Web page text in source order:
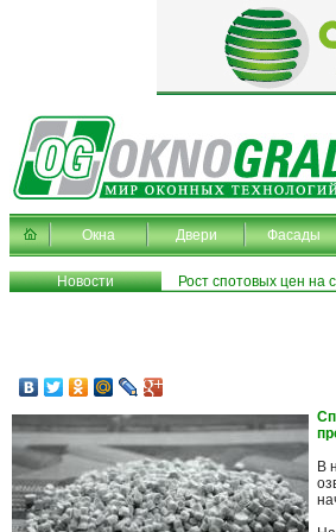
Окна Двери Фасады
Новости Рост спотовых цен на
В